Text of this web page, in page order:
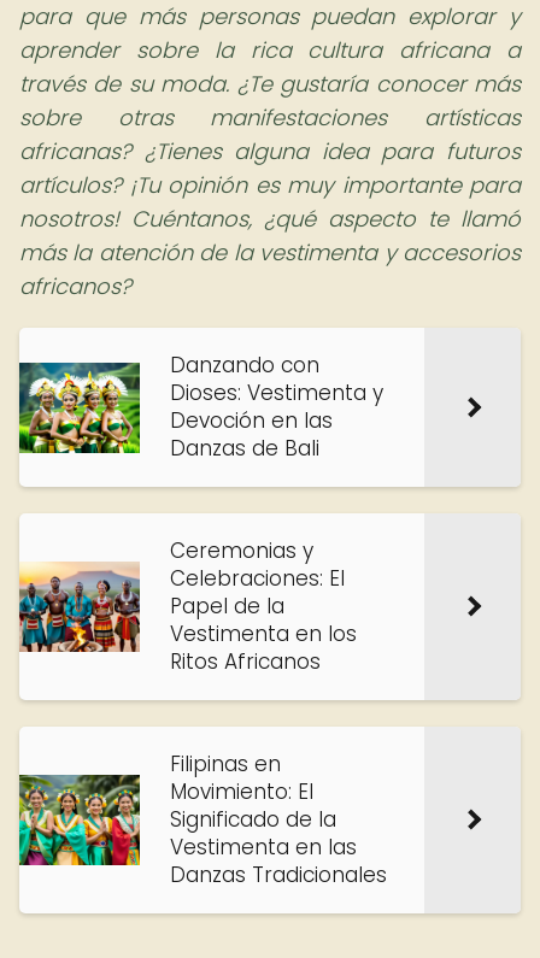
para que más personas puedan explorar y
aprender sobre la rica cultura africana a
través de su moda. ¿Te gustaría conocer más
sobre otras manifestaciones artísticas
africanas? ¿Tienes alguna idea para futuros
artículos? ¡Tu opinión es muy importante para
nosotros! Cuéntanos, ¿qué aspecto te llamó
más la atención de la vestimenta y accesorios
africanos?
Danzando con
Dioses: Vestimenta y
Devoción en las
Danzas de Bali
Ceremonias y
Celebraciones: El
Papel de la
Vestimenta en los
Ritos Africanos
Filipinas en
Movimiento: El
Significado de la
Vestimenta en las
Danzas Tradicionales